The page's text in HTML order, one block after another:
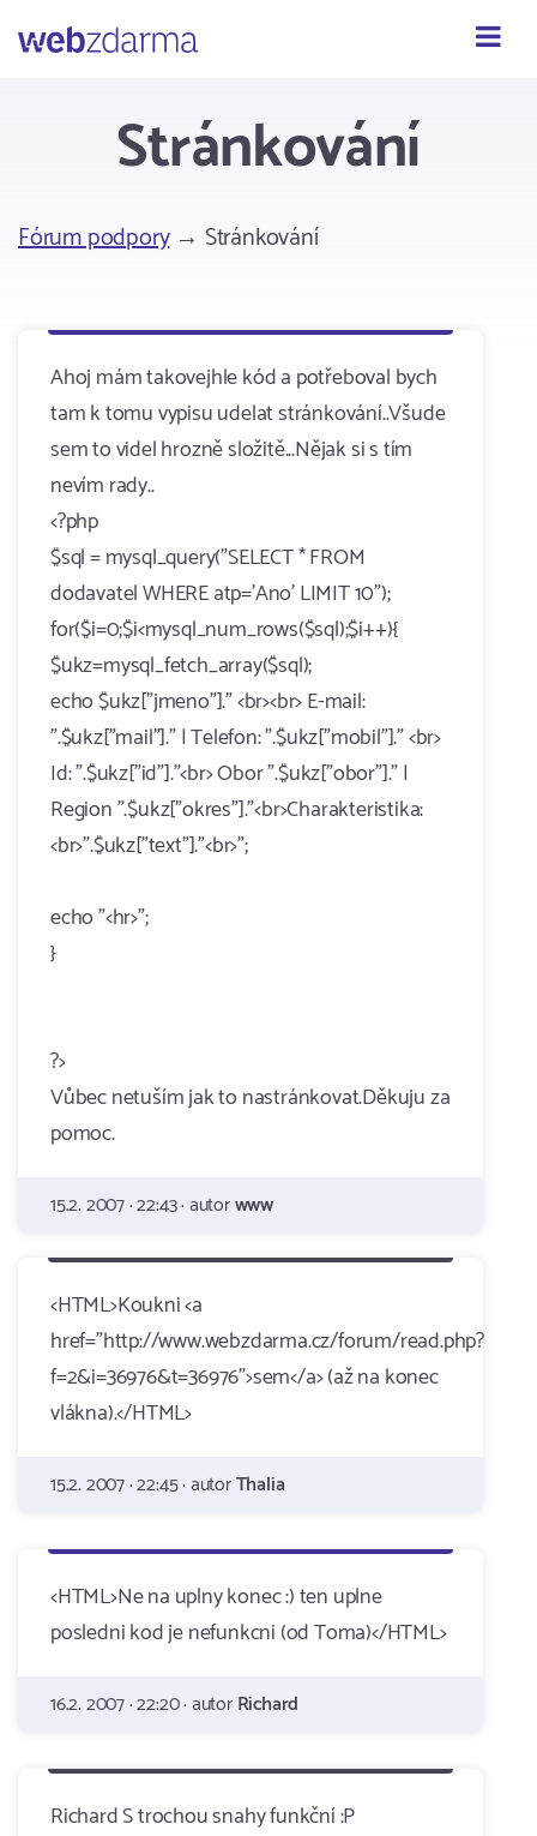
Webzdarma
Stránkování
Fórum podpory→ Stránkování
Ahoj mám takovejhle kód a potřeboval bych
tam k tomu vypisu udelat stránkování..Všude
sem to videl hrozně složitě...Nějak si s tím
nevím rady..
<?php
$sql = mysql_query("SELECT * FROM
dodavatel WHERE atp='Ano' LIMIT 10");
for($i=0;$i<mysql_num_rows($sql);$i++){
$ukz=mysql_fetch_array($sql);
echo $ukz["jmeno"]." <br><br> E-mail:
".$ukz["mail"]." | Telefon: ".$ukz["mobil"]." <br>
Id: ".$ukz["id"]."<br> Obor ".$ukz["obor"]." |
Region ".$ukz["okres"]."<br>Charakteristika:
<br>".$ukz["text"]."<br>";
echo "<hr>";
}
?>
Vůbec netuším jak to nastránkovat.Děkuju za
pomoc.
15.2. 2007 · 22:43 · autorwww
<HTML>Koukni <a
href="http://www.webzdarma.cz/forum/read.php?
f=2&i=36976&t=36976">sem</a> (až na konec
vlákna).</HTML>
15.2. 2007 · 22:45 · autorThalia
<HTML>Ne na uplny konec :) ten uplne
posledni kod je nefunkcni (od Toma)</HTML>
16.2. 2007 · 22:20 · autorRichard
Richard S trochou snahy funkční :P